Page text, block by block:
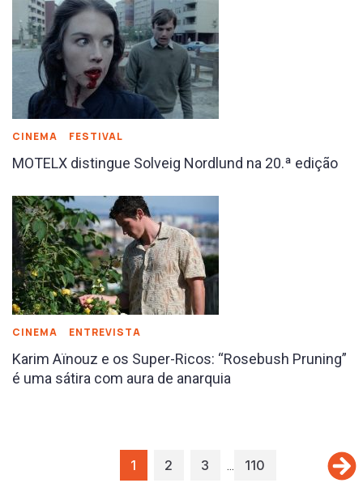
CINEMA FESTIVAL
MOTELX distingue Solveig Nordlund na 20.ª edição
CINEMA ENTREVISTA
Karim Aïnouz e os Super-Ricos: “Rosebush Pruning”
é uma sátira com aura de anarquia
1 2 3 … 110